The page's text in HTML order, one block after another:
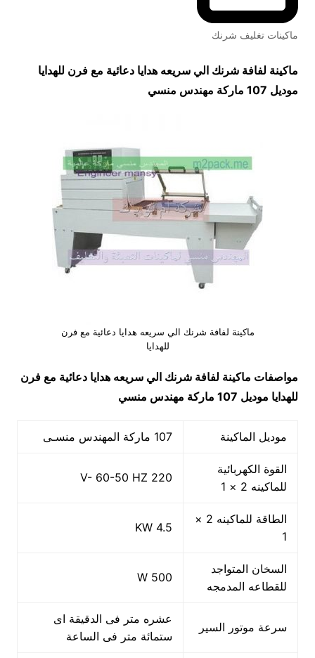
ماكينات تغليف شرنك
ماكينة لفافة شرنك الي سريعه هدايا دعائية مع فرن للهدايا
موديل 107 ماركة مهندس منسي
ماكينة لفافة شرنك الي سريعه هدايا دعائية مع فرن
للهدايا
مواصفات ماكينة لفافة شرنك الي سريعه هدايا دعائية مع فرن
للهدايا موديل 107 ماركة مهندس منسي
موديل الماكينة 107 ماركة المهندس منسـى
القوة الكهربائية
للماكينه 2 × 1
220 V- 60-50 HZ
الطاقة للماكينه 2 ×
1
4.5 KW
السخان المتواجد
للقطاعه المدمجه
500 W
سرعة موتور السير
عشره متر فى الدقيقة اى
ستمائة متر فى الساعة